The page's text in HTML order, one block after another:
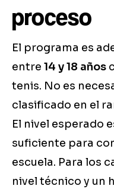
proceso
El programa es
entre 14 y 18 años
tenis. No es
clasificado en el
El nivel esperado
suficiente para
escuela. Para los
nivel técnico y un